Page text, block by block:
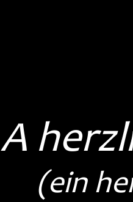
A
(ein